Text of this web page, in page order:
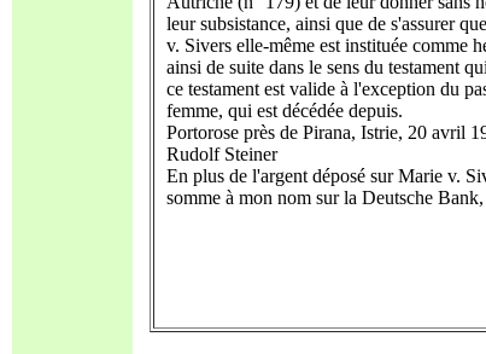
leur subsistance, ainsi que de s'assurer
v. Sivers elle-même est instituée comme
ainsi de suite dans le sens du testament
ce testament est valide à l'exception du
femme, qui est décédée depuis.
Portorose près de Pirana, Istrie, 20 avril
Rudolf Steiner
En plus de l'argent déposé sur Marie v.
somme à mon nom sur la Deutsche